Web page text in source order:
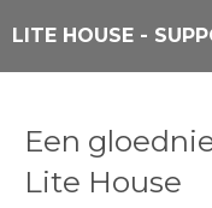
Ga
hoofdinhoud
Een
Lite House